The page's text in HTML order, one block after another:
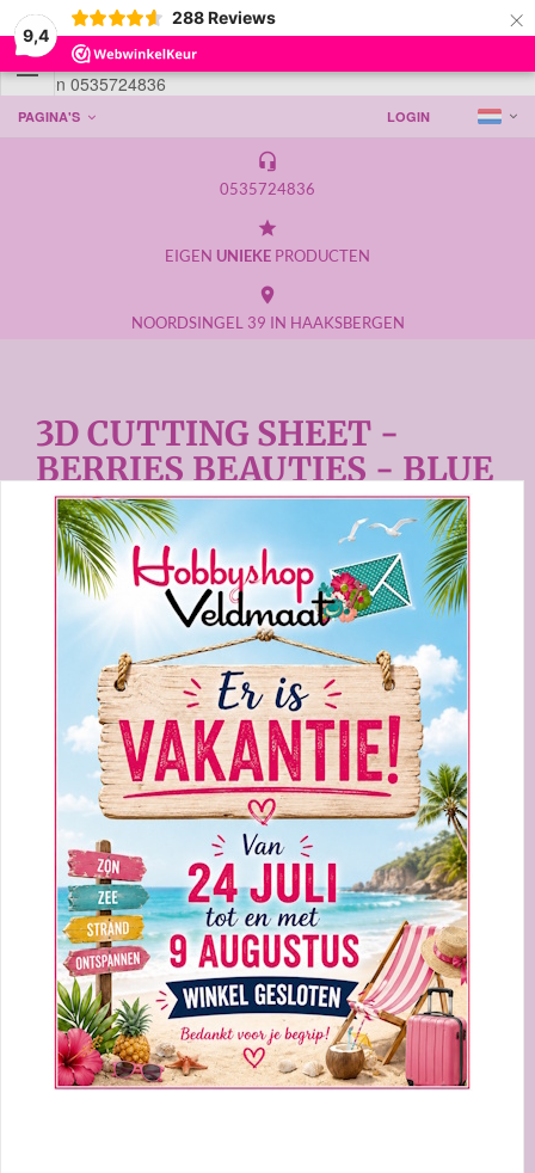
9,4
288 Reviews ×
Telefoon 0535724836
PAGINA'S LOGIN

headset_mic
0535724836
grade
EIGEN UNIEKE PRODUCTEN
place
NOORDSINGEL 39 IN HAAKSBERGEN
3D CUTTING SHEET -
BERRIES BEAUTIES - BLUE
MEADOW - VASE
Beoordelingen